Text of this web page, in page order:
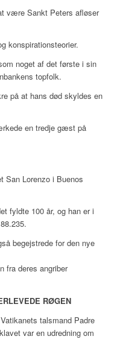
være Sankt Peters afløser
konspirationsteorier.
noget af det første i sin
topfolk.
på at hans død skyldes en
en tredje gæst på
San Lorenzo i Buenos
fyldte 100 år, og han er i
begejstrede for den nye
fra deres angriber
RØGEN
talsmand Padre
var en udredning om